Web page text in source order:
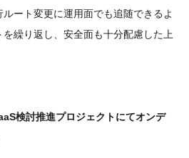
ート変更に運用面でも追随できるよ
繰り返し、安全面も十分配慮した上
検討推進プロジェクトにてオンデ